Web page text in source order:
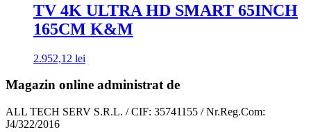
TV 4K ULTRA HD SMART 65INCH
165CM K&M
2.952,12 lei
Magazin online administrat de
ALL TECH SERV S.R.L. / CIF: 35741155 / Nr.Reg.Com:
J4/322/2016